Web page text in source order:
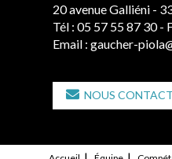
20 avenue Galliéni -
Tél : 05 57 55 87 30 -
Email : gaucher-
NOUS